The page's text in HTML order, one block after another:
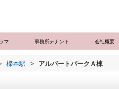
マ 事務所テナント 会社概要
櫟本駅 > アルバートパークＡ棟